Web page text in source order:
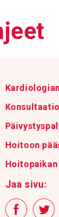
Hoitoon
Jaa sivu: